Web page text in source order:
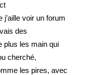
voir un forum
des
plus les main qui
cherché,
les pires, avec